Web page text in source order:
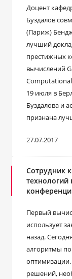
Доцент
Буздалов
(Париж)
лучший
престижных
вычислений
Computational
19 июля в
Буздалова и
признана
27.07.2017
Сотрудник
Первый
использует
назад.
алгоритмы
решений,